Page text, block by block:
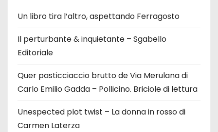
Un libro tira l’altro, aspettando Ferragosto
Il perturbante & inquietante – Sgabello
Editoriale
Quer pasticciaccio brutto de Via Merulana di
Carlo Emilio Gadda – Pollicino. Briciole di lettura
Unespected plot twist – La donna in rosso di
Carmen Laterza